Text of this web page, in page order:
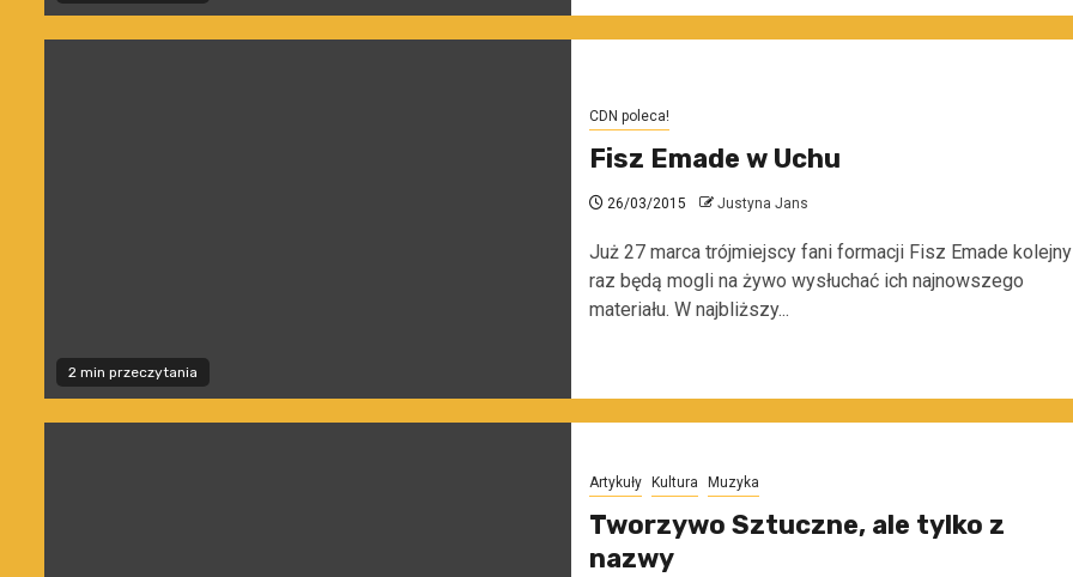
2 min przeczytania
CDN poleca!
Fisz Emade w Uchu
26/03/2015 Justyna Jans
Już 27 marca trójmiejscy fani formacji Fisz Emade kolejny
raz będą mogli na żywo wysłuchać ich najnowszego
materiału. W najbliższy...
Artykuły Kultura Muzyka
Tworzywo Sztuczne, ale tylko z
nazwy